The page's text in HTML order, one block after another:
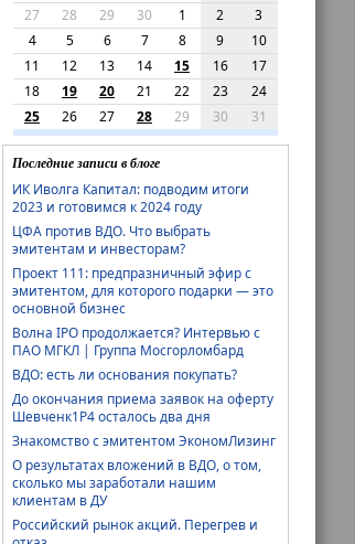
,исследование,маниман ,мигкредит,мфо
27
28 29 30 1 2
3
4
5 6 7 8 9
10
11
12 13 14 15 16
17
18
19 20 21 22 23
24
25
26 27 28 29 30 31
Последние записи в блоге
ИК Иволга Капитал: подводим итоги
2023 и готовимся к 2024 году
ЦФА против ВДО. Что выбрать
эмитентам и инвесторам?
Проект 111: предпразничный эфир с
эмитентом, для которого подарки — это
основной бизнес
Волна IPO продолжается? Интервью с
ПАО МГКЛ | Группа Мосгорломбард
ВДО: есть ли основания покупать?
До окончания приема заявок на оферту
Шевченк1Р4 осталось два дня
Знакомство с эмитентом ЭкономЛизинг
О результатах вложений в ВДО, о том,
сколько мы заработали нашим
клиентам в ДУ
Российский рынок акций. Перегрев и